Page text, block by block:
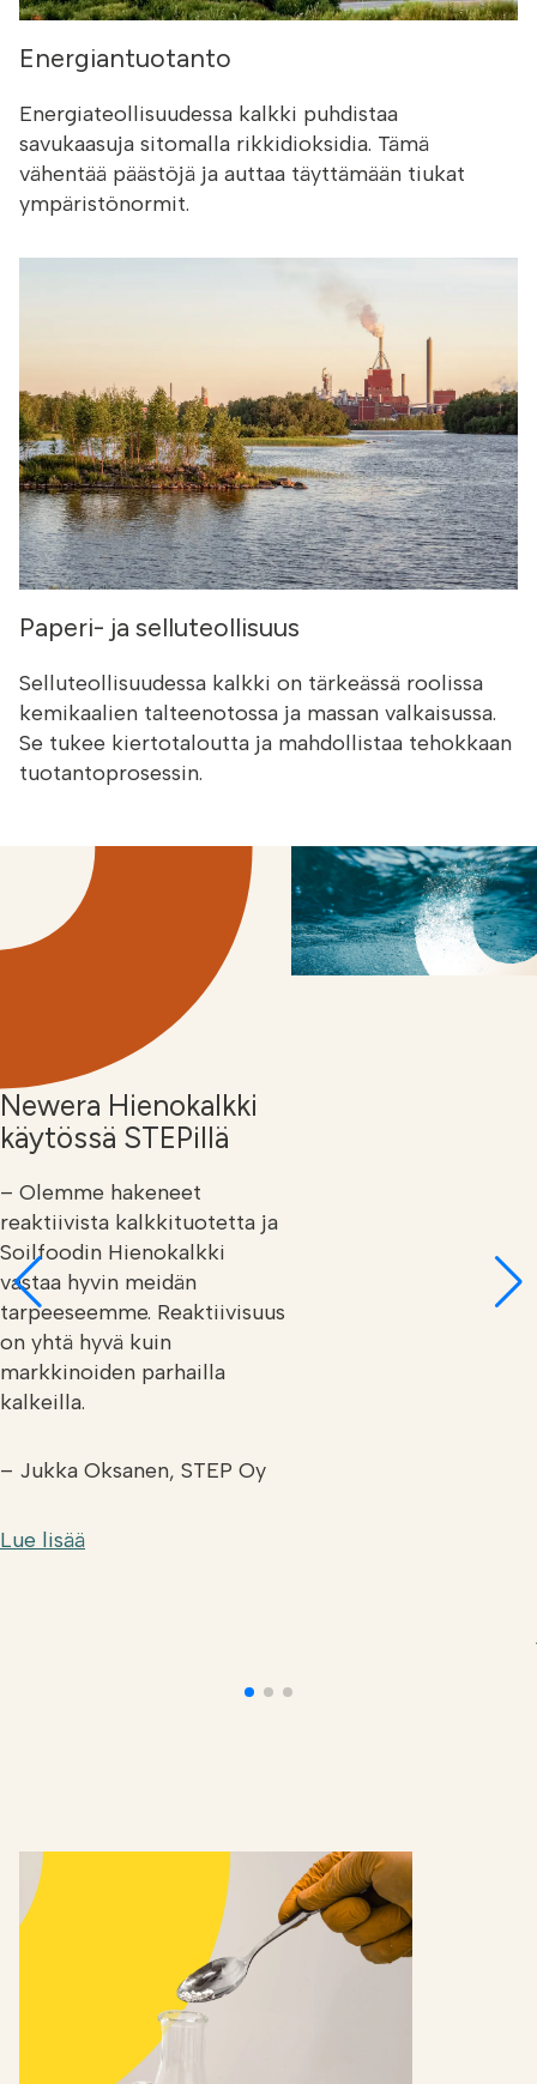
Energiantuotanto
Energiateollisuudessa kalkki puhdistaa
savukaasuja sitomalla rikkidioksidia. Tämä
vähentää päästöjä ja auttaa täyttämään tiukat
ympäristönormit.
Paperi- ja selluteollisuus
Selluteollisuudessa kalkki on tärkeässä roolissa
kemikaalien talteenotossa ja massan valkaisussa.
Se tukee kiertotaloutta ja mahdollistaa tehokkaan
tuotantoprosessin.
Newera Hienokalkki
käytössä STEPillä
– Olemme hakeneet
reaktiivista kalkkituotetta ja
Soilfoodin Hienokalkki
vastaa hyvin meidän
tarpeeseemme. Reaktiivisuus
on yhtä hyvä kuin
markkinoiden parhailla
kalkeilla.
– Jukka Oksanen, STEP Oy
Lue lisää